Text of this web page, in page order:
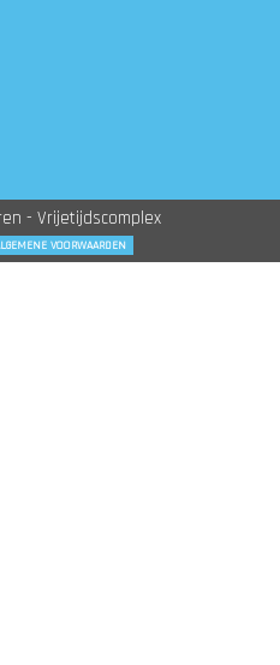
- Vrijetijdscomplex
VOORWAARDEN